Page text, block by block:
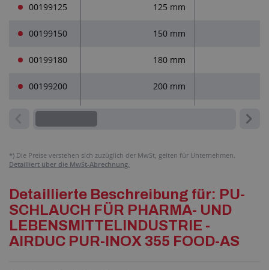
00199125 125 mm
00199150 150 mm
00199180 180 mm
00199200 200 mm
*) Die Preise verstehen sich zuzüglich der MwSt, gelten für Unternehmen.
Detailliert über die MwSt-Abrechnung.
Detaillierte Beschreibung für: PU-
SCHLAUCH FÜR PHARMA- UND
LEBENSMITTELINDUSTRIE -
AIRDUC PUR-INOX 355 FOOD-AS